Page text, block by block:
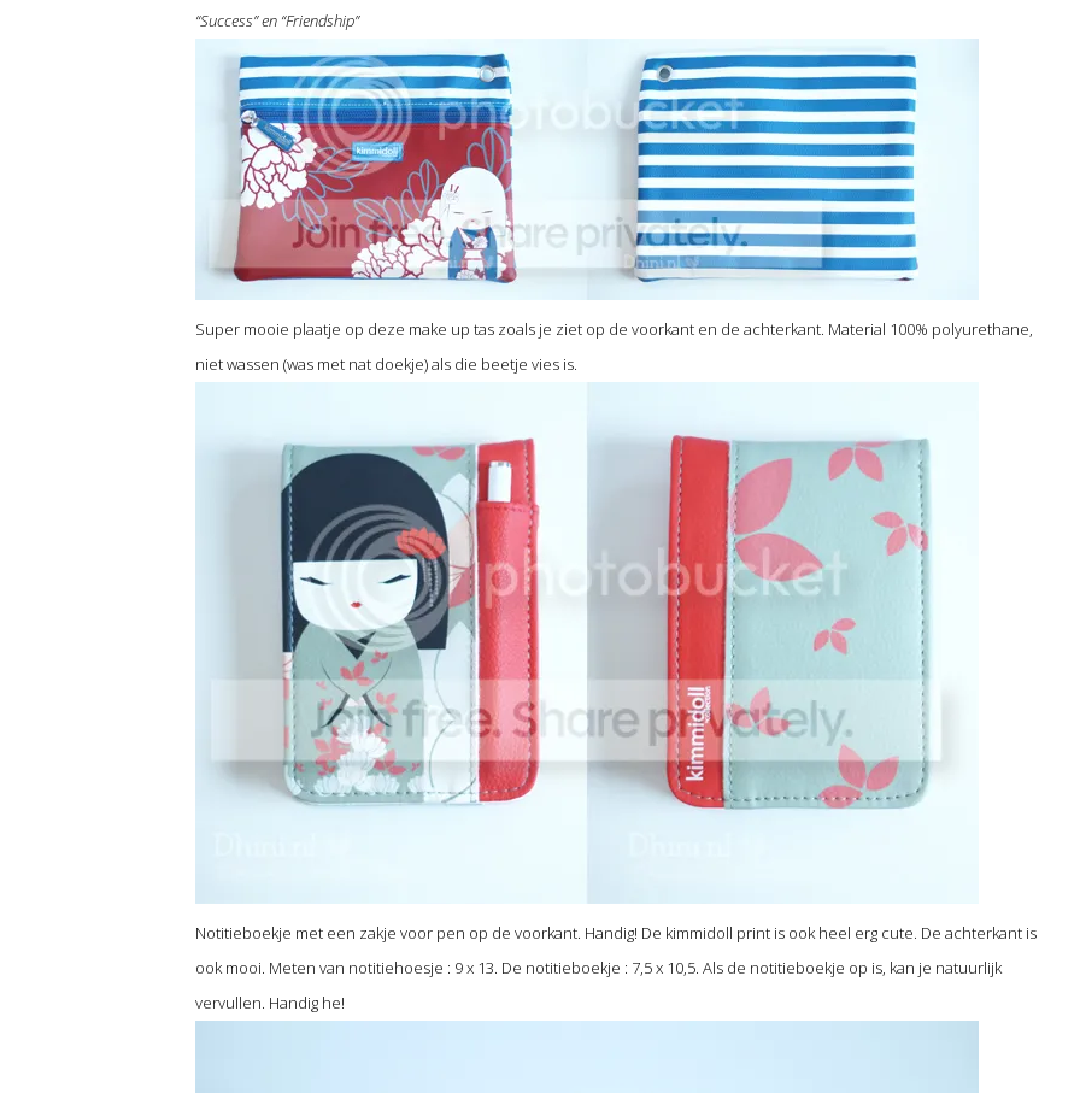
“Success” en “Friendship”
Super mooie plaatje op deze make up tas zoals je ziet op de voorkant en de achterkant. Material 100% polyurethane,
niet wassen (was met nat doekje) als die beetje vies is.
Notitieboekje met een zakje voor pen op de voorkant. Handig! De kimmidoll print is ook heel erg cute. De achterkant is
ook mooi. Meten van notitiehoesje : 9 x 13. De notitieboekje : 7,5 x 10,5. Als de notitieboekje op is, kan je natuurlijk
vervullen. Handig he!